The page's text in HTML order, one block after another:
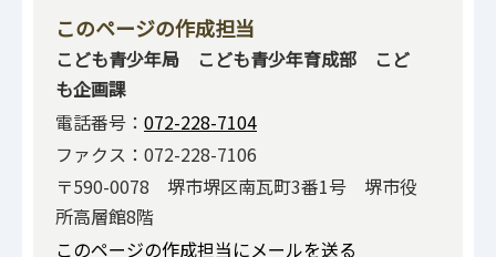
このページの作成担当
こども青少年局 こども青少年育成部 こど
も企画課
電話番号： 072-228-7104
ファクス：072-228-7106
〒590-0078 堺市堺区南瓦町3番1号 堺市役
所高層館8階
このページの作成担当にメールを送る